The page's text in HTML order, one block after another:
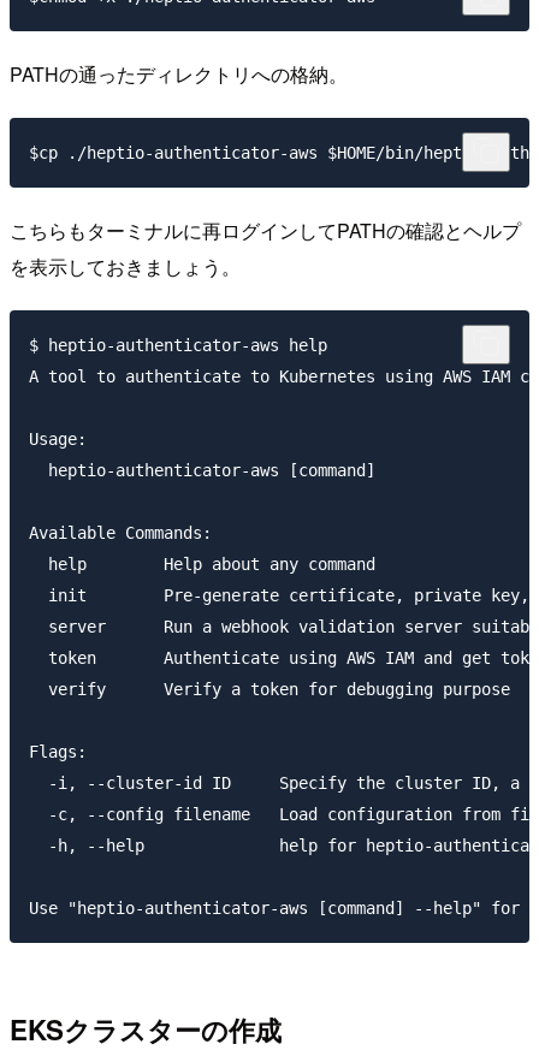
PATHの通ったディレクトリへの格納。
こちらもターミナルに再ログインしてPATHの確認とヘルプ
を表示しておきましょう。
$ heptio-authenticator-aws help
A tool to authenticate to Kubernetes using AWS IAM
Usage:
  heptio-authenticator-aws [command]
Available Commands:
  help        Help about any command
init        Pre-generate certificate, private
server      Run a webhook validation server
token       Authenticate using AWS IAM and get
  verify      Verify a token for debugging purpose
Flags:
-i, --cluster-id ID     Specify the cluster ID, a
-c, --config filename   Load configuration from
-h, --help              help for heptio-
EKSクラスターの作成